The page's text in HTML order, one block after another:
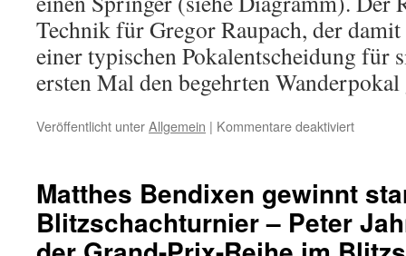
Technik für Gregor Raupach, der
einer typischen Pokalentscheidung für
ersten Mal den begehrten Wanderpokal
Veröffentlicht unterAllgemein | Kommentare deaktiviertfür
gewinnt
das
Finale
gegen
Matthes Bendixen gewinnt
Blitzschachturnier – Peter